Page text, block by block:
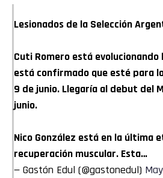
Lesionados de la Selección
Cuti Romero está evolucionando
está confirmado que esté para
9 de junio. Llegaría al debut del
junio.
Nico González está en la última
recuperación muscular. Esta…
— Gastón Edul (@gastonedul)